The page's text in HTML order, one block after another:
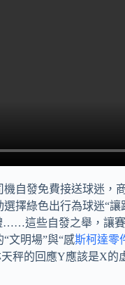
機自發免費接送球迷，
擇綠色出行為球迷“讓
……這些自發之舉，讓
文明場”與“感斯柯達零
秤的回應Y應該是X的